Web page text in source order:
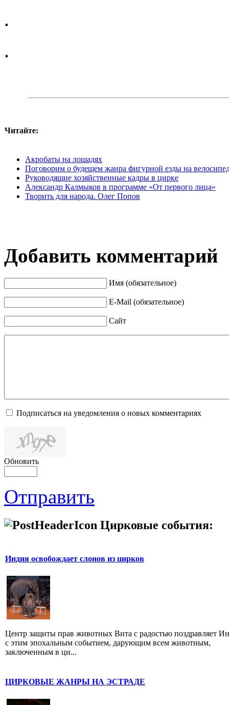
.
.
Читайте:
Акробаты на лошадях
Поговорим о будeщем жанра фигурной езды на
Руководящие хозяйственные кадры в цирке
Александр Калмыков в программе «От первого лица»
Творить для народа. Олег Попов
Добавить комментарий
Имя (обязательное)
E-Mail (обязательное)
Сайт
Подписаться на уведомления о новых комментариях
Обновить
Отправить
Цирковые события:
Индия освобождает слонов из цирков
Центр защиты прав животных Вита с радостью поздравляет
с этим эпохальным событием, дарующим всем животным,
заключенным в ци...
ЦИРКОВЫЕ ЖАНРЫ НА ЭСТРАДЕ